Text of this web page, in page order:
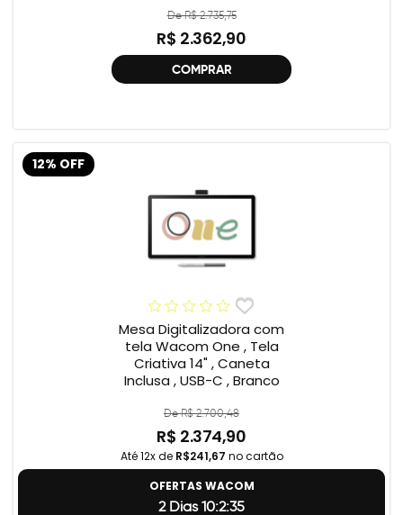
De R$ 2.735,75
R$ 2.362,90
COMPRAR
12% OFF
Mesa Digitalizadora com
tela Wacom One , Tela
Criativa 14" , Caneta
Inclusa , USB-C , Branco
De R$ 2.700,48
R$ 2.374,90
Até 12x de R$241,67 no cartão
OFERTAS WACOM
2 Dias 10:2:34